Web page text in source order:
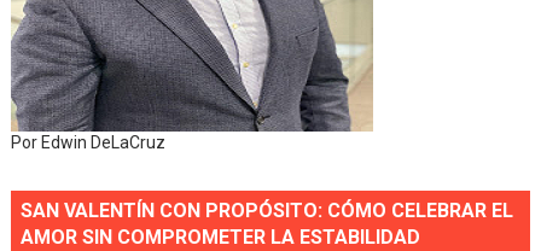
Por Edwin DeLaCruz
SAN VALENTÍN CON PROPÓSITO: CÓMO CELEBRAR EL
AMOR SIN COMPROMETER LA ESTABILIDAD